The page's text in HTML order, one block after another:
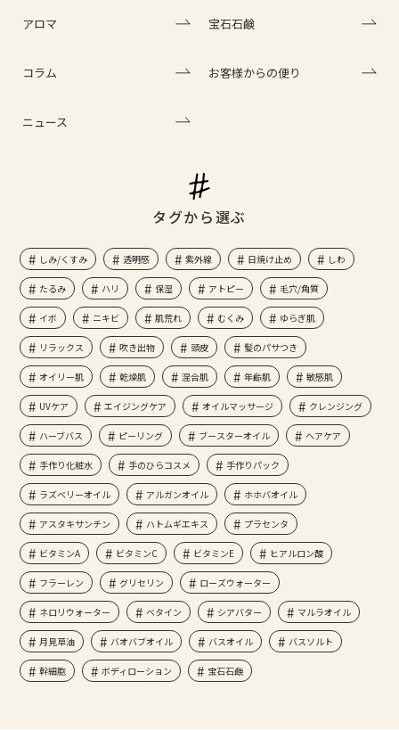
アロマ 宝石石鹸
コラム お客様からの便り
ニュース
タグから選ぶ
しみ/くすみ 透明感 紫外線 日焼け止め しわ
たるみ ハリ 保湿 アトピー 毛穴/角質
イボ ニキビ 肌荒れ むくみ ゆらぎ肌
リラックス 吹き出物 頭皮 髪のパサつき
オイリー肌 乾燥肌 混合肌 年齢肌 敏感肌
UVケア エイジングケア オイルマッサージ クレンジング
ハーブバス ピーリング ブースターオイル ヘアケア
手作り化粧水 手のひらコスメ 手作りパック
ラズベリーオイル アルガンオイル ホホバオイル
アスタキサンチン ハトムギエキス プラセンタ
ビタミンA ビタミンC ビタミンE ヒアルロン酸
フラーレン グリセリン ローズウォーター
ネロリウォーター ベタイン シアバター マルラオイル
月見草油 バオバブオイル バスオイル バスソルト
幹細胞 ボディローション 宝石石鹸